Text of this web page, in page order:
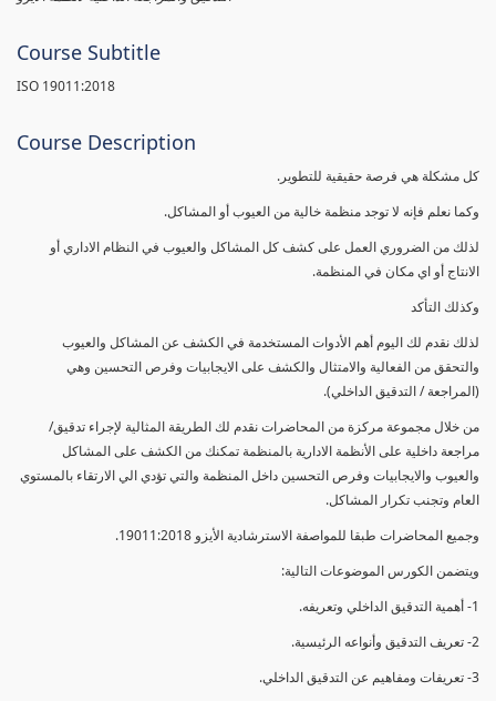
Course Subtitle
ISO 19011:2018
Course Description
كل مشكلة هي فرصة حقيقية للتطوير.
وكما نعلم فإنه لا توجد منظمة خالية من العيوب أو المشاكل.
لذلك من الضروري العمل على كشف كل المشاكل والعيوب في النظام الاداري أو
الانتاج أو اي مكان في المنظمة.
وكذلك التأكد
لذلك نقدم لك اليوم أهم الأدوات المستخدمة في الكشف عن المشاكل والعيوب
والتحقق من الفعالية والامتثال والكشف على الايجابيات وفرص التحسين وهي
(المراجعة / التدقيق الداخلي).
من خلال مجموعة مركزة من المحاضرات نقدم لك الطريقة المثالية لإجراء تدقيق/
مراجعة داخلية على الأنظمة الادارية بالمنظمة تمكنك من الكشف على المشاكل
والعيوب والايجابيات وفرص التحسين داخل المنظمة والتي تؤدي الي الارتقاء بالمستوي
العام وتجنب تكرار المشاكل.
وجميع المحاضرات طبقا للمواصفة الاسترشادية الأيزو 19011:2018.
ويتضمن الكورس الموضوعات التالية:
1- أهمية التدقيق الداخلي وتعريفه.
2- تعريف التدقيق وأنواعه الرئيسية.
3- تعريفات ومفاهيم عن التدقيق الداخلي.